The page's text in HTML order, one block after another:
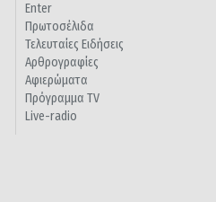
Enter
Πρωτοσέλιδα
Τελευταίες Ειδήσεις
Αρθρογραφίες
Αφιερώματα
Πρόγραμμα TV
Live-radio